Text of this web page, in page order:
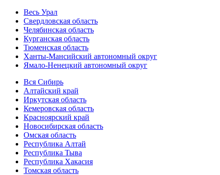
Весь Урал
Свердловская область
Челябинская область
Курганская область
Тюменская область
Ханты-Мансийский автономный округ
Ямало-Ненецкий автономный округ
Вся Сибирь
Алтайский край
Иркутская область
Кемеровская область
Красноярский край
Новосибирская область
Омская область
Республика Алтай
Республика Тыва
Республика Хакасия
Томская область